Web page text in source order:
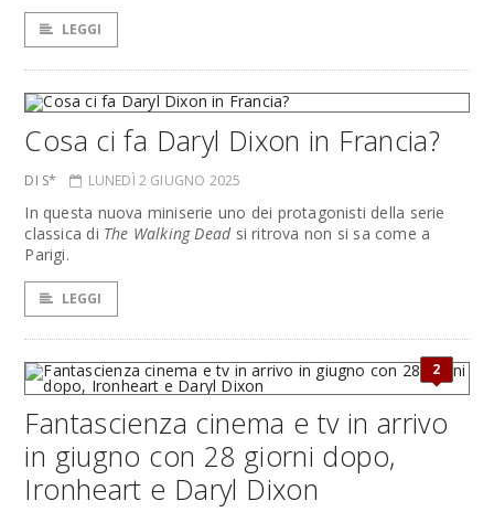
LEGGI
Cosa ci fa Daryl Dixon in Francia?
DI S* LUNEDÌ 2 GIUGNO 2025
In questa nuova miniserie uno dei protagonisti della serie
classica di The Walking Deadsi ritrova non si sa come a
Parigi.
LEGGI
2
Fantascienza cinema e tv in arrivo
in giugno con 28 giorni dopo,
Ironheart e Daryl Dixon